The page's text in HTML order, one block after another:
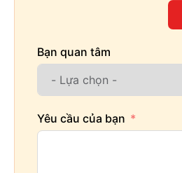
Bạn quan tâm
Yêu cầu của bạn